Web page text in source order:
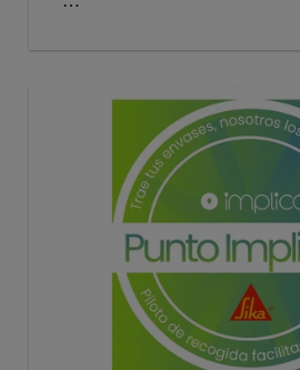
específicas que ya han sido
incluyendo más de 400 cubiertas
Sarnafil y aplicaciones en más de
El uso de soluciones Sika puede
hasta 13.000 toneladas de CO₂
útil de un centro de datos de